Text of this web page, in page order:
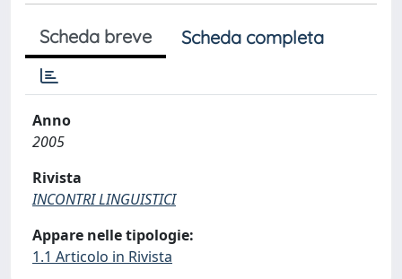
Scheda breve Scheda completa
Anno
2005
Rivista
INCONTRI LINGUISTICI
Appare nelle tipologie:
1.1 Articolo in Rivista